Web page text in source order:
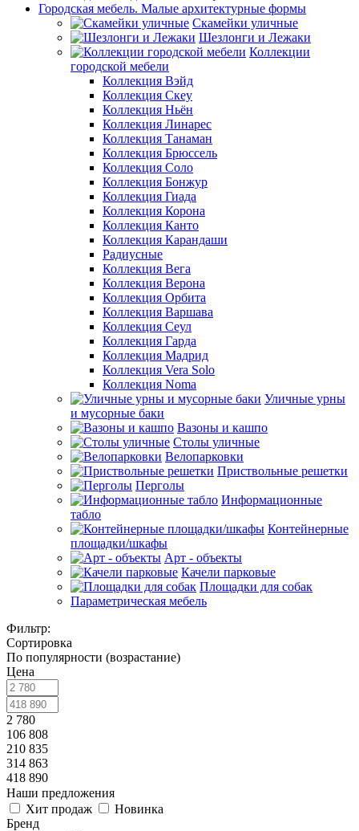
Городская мебель. Малые архитектурные формы
Скамейки уличные
Шезлонги и Лежаки
Коллекции
городской мебели
Коллекция Вэйд
Коллекция Скеу
Коллекция Ньён
Коллекция Линарес
Коллекция Танаман
Коллекция Брюссель
Коллекция Соло
Коллекция Бонжур
Коллекция Гиада
Коллекция Корона
Коллекция Канто
Коллекция Карандаши
Радиусные
Коллекция Вега
Коллекция Верона
Коллекция Орбита
Коллекция Варшава
Коллекция Сеул
Коллекция Гарда
Коллекция Мадрид
Коллекция Vera Solo
Коллекция Noma
Уличные урны
и мусорные баки
Вазоны и кашпо
Столы уличные
Велопарковки
Приствольные решетки
Перголы
Информационные
табло
Контейнерные
площадки/шкафы
Арт - объекты
Качели парковые
Площадки для собак
Параметрическая мебель
Фильтр:
Сортировка
По популярности (возрастание)
Цена
2 780
106 808
210 835
314 863
418 890
Наши предложения
Хит продаж
Новинка
Бренд